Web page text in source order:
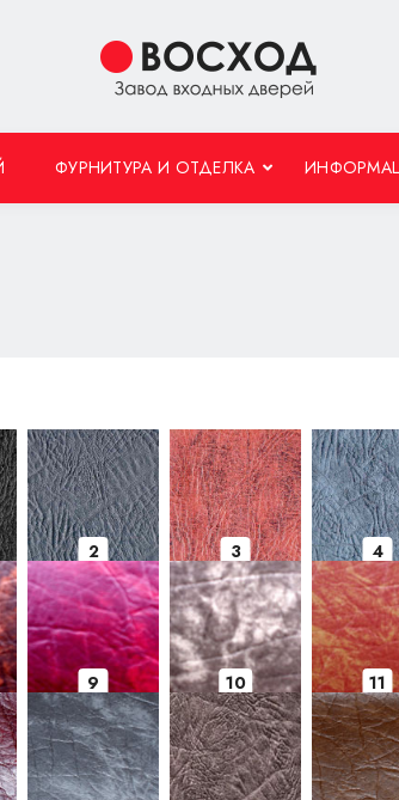
ФУРНИТУРА И ОТДЕЛКА
2 3 4
9 10 11